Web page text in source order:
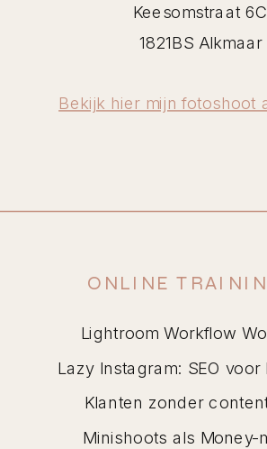
ONLINE
Lightroom Workflow
Klanten zonder
Lazy Instagram: SEO voor
Minishoots als Money-
Keesomstraat 6C
1821BS Alkmaar
Bekijk hier mijn fotoshoot